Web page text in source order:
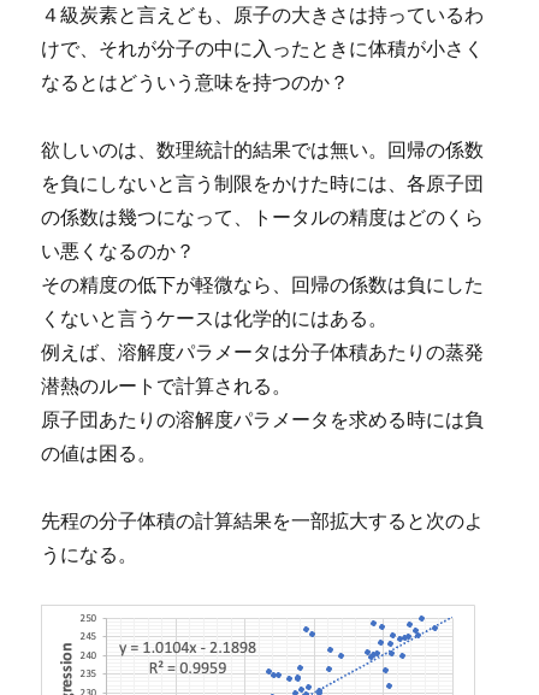
４級炭素と言えども、原子の大きさは持っているわ
けで、それが分子の中に入ったときに体積が小さく
なるとはどういう意味を持つのか？
欲しいのは、数理統計的結果では無い。回帰の係数
を負にしないと言う制限をかけた時には、各原子団
の係数は幾つになって、トータルの精度はどのくら
い悪くなるのか？
その精度の低下が軽微なら、回帰の係数は負にした
くないと言うケースは化学的にはある。
例えば、溶解度パラメータは分子体積あたりの蒸発
潜熱のルートで計算される。
原子団あたりの溶解度パラメータを求める時には負
の値は困る。
先程の分子体積の計算結果を一部拡大すると次のよ
うになる。